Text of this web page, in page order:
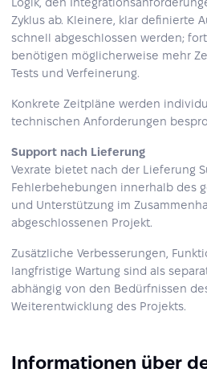
Zyklus ab. Kleinere, klar definierte
schnell abgeschlossen werden;
benötigen möglicherweise mehr
Tests und Verfeinerung.
Konkrete Zeitpläne werden
technischen Anforderungen
Support nach Lieferung
Vexrate bietet nach der Lieferung
Fehlerbehebungen innerhalb des
und Unterstützung im
abgeschlossenen Projekt.
Zusätzliche Verbesserungen,
langfristige Wartung sind als
abhängig von den Bedürfnissen
Weiterentwicklung des Projekts.
Informationen über